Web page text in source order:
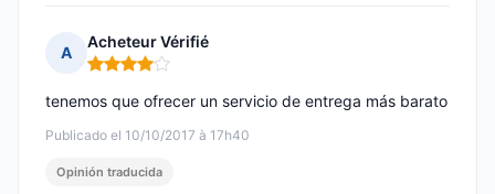
A
Acheteur Vérifié
Nota: 4 de 5
Publicado el 10/10/2017 à 17h40
tenemos que ofrecer un servicio de entrega más barato
Opinión traducida